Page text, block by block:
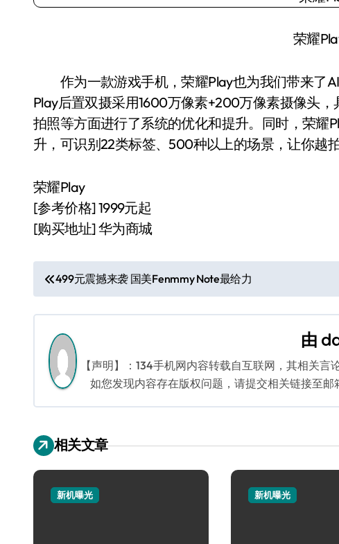
荣耀
作为一款游戏手机，荣耀Play也为我们带来了
Play后置双摄采用1600万像素+200万像素摄像头
拍照等方面进行了系统的优化和提升。同时，荣耀
升，可识别22类标签、500种以上的场景，让你越拍
荣耀Play
[参考价格] 1999元起
[购买地址] 华为商城
文
章
导
航
499元震撼来袭 国美Fenmmy Note最给力
由
【声明】：134手机网内容转载自互联网，其相关
如您发现内容存在版权问题，请提交相关链接至邮
相关文章
新机曝光 新机曝光